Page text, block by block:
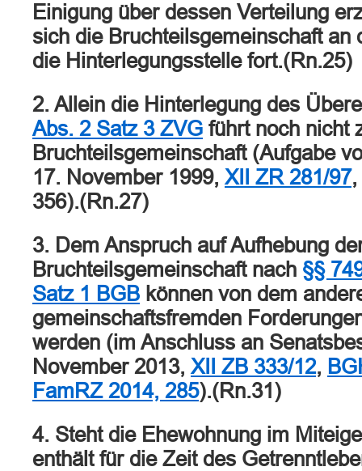
Einigung über dessen Verteilung
sich die Bruchteilsgemeinschaft an
die Hinterlegungsstelle fort.(Rn.25)
2. Allein die Hinterlegung des
Abs. 2 Satz 3 ZVG führt noch nicht
Bruchteilsgemeinschaft (Aufgabe
17. November 1999, XII ZR 281/97,
356).(Rn.27)
3. Dem Anspruch auf Aufhebung
Bruchteilsgemeinschaft nach §§
Satz 1 BGB können von dem
gemeinschaftsfremden
werden (im Anschluss an
November 2013, XII ZB 333/12,
FamRZ 2014, 285).(Rn.31)
4. Steht die Ehewohnung im
enthält für die Zeit des